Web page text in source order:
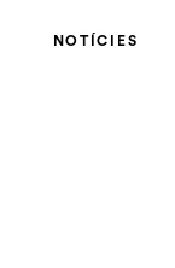
NOTÍCIES